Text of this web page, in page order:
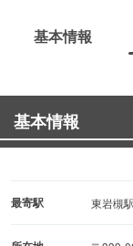
基本情報
基本情報
最寄駅 東岩槻駅